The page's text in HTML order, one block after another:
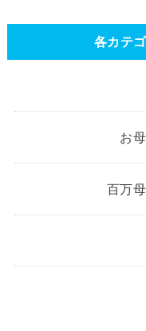
各カテ
お
百万